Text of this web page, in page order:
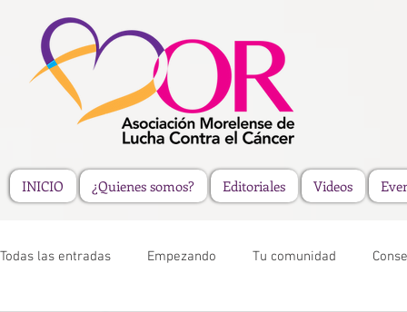
INICIO ¿Quienes somos? Editoriales Videos
Todas las entradas Empezando Tu comunidad